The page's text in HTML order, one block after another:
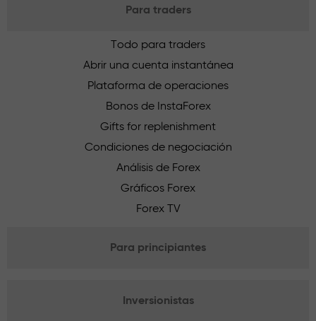
Para traders
Todo para traders
Abrir una cuenta instantánea
Plataforma de operaciones
Bonos de InstaForex
Gifts for replenishment
Condiciones de negociación
Análisis de Forex
Gráficos Forex
Forex TV
Para principiantes
Inversionistas